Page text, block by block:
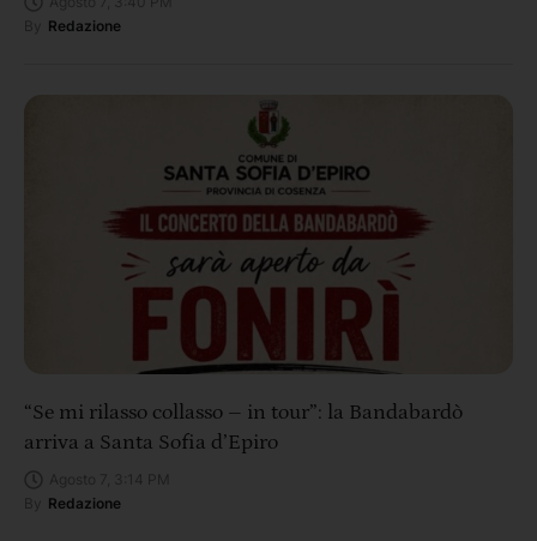
Redazione
“Se mi rilasso collasso – in tour”: la Bandabardò
arriva a Santa Sofia d’Epiro
Redazione